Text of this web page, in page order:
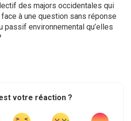
des majors occidentales qui
à une question sans réponse
passif environnemental qu’elles
votre réaction ?